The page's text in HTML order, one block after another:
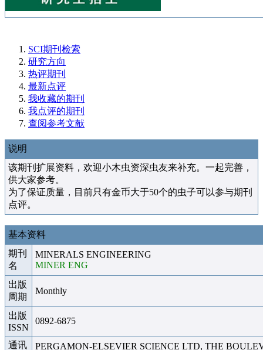
SCI期刊检索
研究方向
热评期刊
最新点评
我收藏的期刊
我点评的期刊
查阅参考文献
说明
该期刊扩展资料，欢迎小木虫资深虫友来补充。一起完善，
供大家参考。
为了保证质量，目前只有金币大于50个的虫子可以参与期刊
点评。
基本资料
期刊
名
MINERALS ENGINEERING
MINER ENG
出版
周期
Monthly
出版
ISSN
0892-6875
通讯
PERGAMON-ELSEVIER SCIENCE LTD, THE